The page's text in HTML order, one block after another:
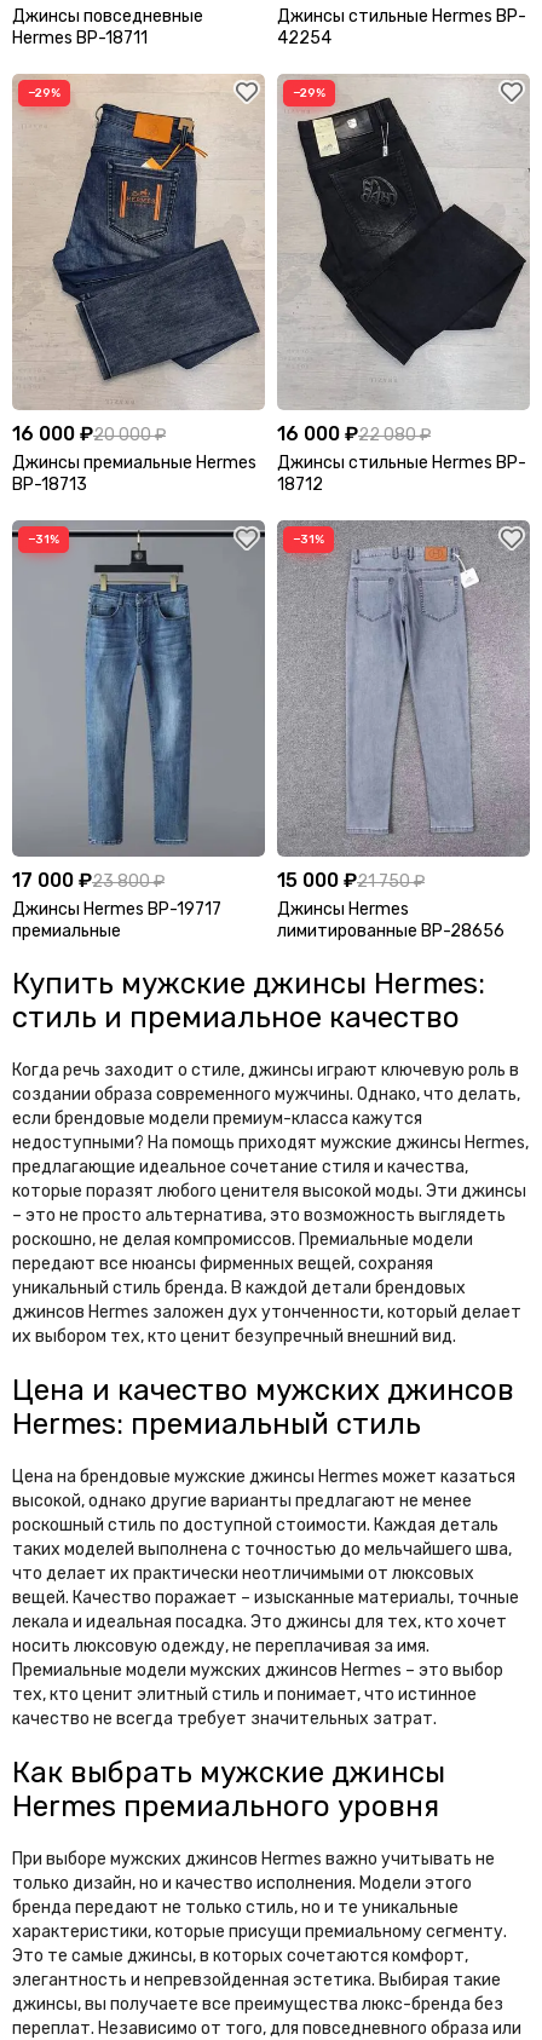
Джинсы повседневные
Hermes BP-18711
Джинсы стильные Hermes BP-
42254
−29%
16 000 ₽20 000 ₽
Джинсы премиальные Hermes
BP-18713
−29%
16 000 ₽22 080 ₽
Джинсы стильные Hermes BP-
18712
−31%
17 000 ₽23 800 ₽
Джинсы Hermes BP-19717
премиальные
−31%
15 000 ₽21 750 ₽
Джинсы Hermes
лимитированные BP-28656
Купить мужские джинсы Hermes:
стиль и премиальное качество
Когда речь заходит о стиле, джинсы играют ключевую роль в
создании образа современного мужчины. Однако, что делать,
если брендовые модели премиум-класса кажутся
недоступными? На помощь приходят мужские джинсы Hermes,
предлагающие идеальное сочетание стиля и качества,
которые поразят любого ценителя высокой моды. Эти джинсы
– это не просто альтернатива, это возможность выглядеть
роскошно, не делая компромиссов. Премиальные модели
передают все нюансы фирменных вещей, сохраняя
уникальный стиль бренда. В каждой детали брендовых
джинсов Hermes заложен дух утонченности, который делает
их выбором тех, кто ценит безупречный внешний вид.
Цена и качество мужских джинсов
Hermes: премиальный стиль
Цена на брендовые мужские джинсы Hermes может казаться
высокой, однако другие варианты предлагают не менее
роскошный стиль по доступной стоимости. Каждая деталь
таких моделей выполнена с точностью до мельчайшего шва,
что делает их практически неотличимыми от люксовых
вещей. Качество поражает – изысканные материалы, точные
лекала и идеальная посадка. Это джинсы для тех, кто хочет
носить люксовую одежду, не переплачивая за имя.
Премиальные модели мужских джинсов Hermes – это выбор
тех, кто ценит элитный стиль и понимает, что истинное
качество не всегда требует значительных затрат.
Как выбрать мужские джинсы
Hermes премиального уровня
При выборе мужских джинсов Hermes важно учитывать не
только дизайн, но и качество исполнения. Модели этого
бренда передают не только стиль, но и те уникальные
характеристики, которые присущи премиальному сегменту.
Это те самые джинсы, в которых сочетаются комфорт,
элегантность и непревзойденная эстетика. Выбирая такие
джинсы, вы получаете все преимущества люкс-бренда без
переплат. Независимо от того, для повседневного образа или